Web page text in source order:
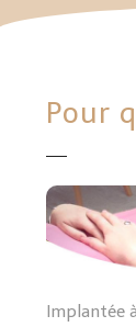
Pour
Implantée